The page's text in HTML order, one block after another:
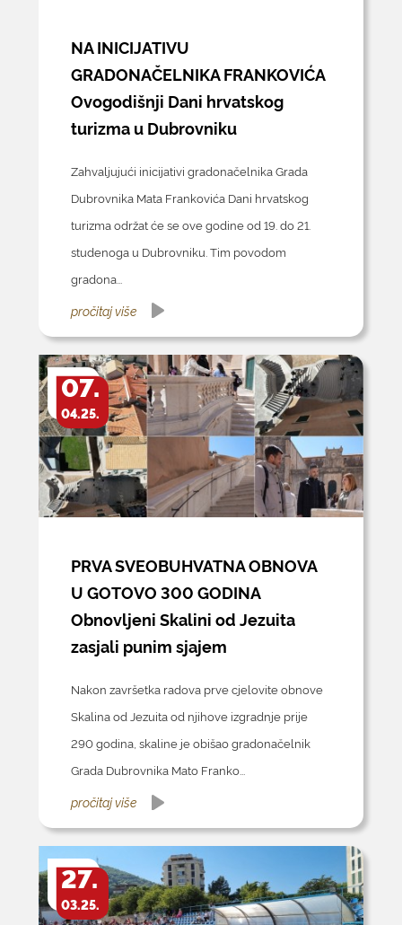
NA INICIJATIVU
GRADONAČELNIKA FRANKOVIĆA
Ovogodišnji Dani hrvatskog
turizma u Dubrovniku
Zahvaljujući inicijativi gradonačelnika Grada
Dubrovnika Mata Frankovića Dani hrvatskog
turizma održat će se ove godine od 19. do 21.
studenoga u Dubrovniku. Tim povodom
gradona...
pročitaj više
07.
04.25.
PRVA SVEOBUHVATNA OBNOVA
U GOTOVO 300 GODINA
Obnovljeni Skalini od Jezuita
zasjali punim sjajem
Nakon završetka radova prve cjelovite obnove
Skalina od Jezuita od njihove izgradnje prije
290 godina, skaline je obišao gradonačelnik
Grada Dubrovnika Mato Franko...
pročitaj više
27.
03.25.